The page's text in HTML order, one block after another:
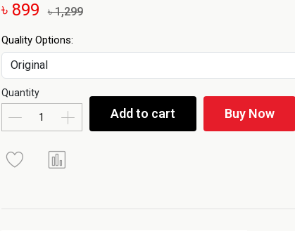
৳ 899 ৳ 1,299
Quality Options:
Quantity
Add to cart Buy Now